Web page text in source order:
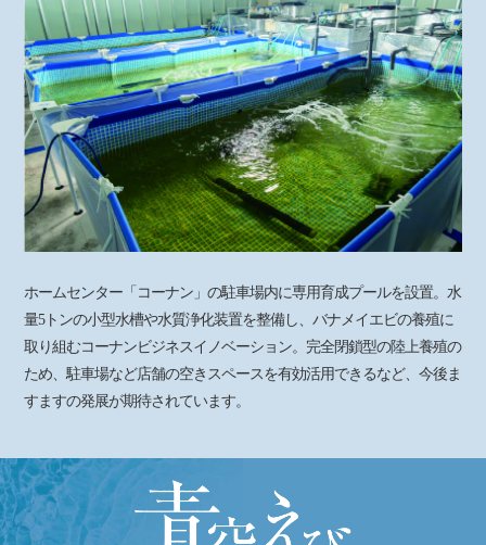
ホームセンター「コーナン」の駐車場内に専用育成プールを設置。水
量5トンの小型水槽や水質浄化装置を整備し、バナメイエビの養殖に
取り組むコーナンビジネスイノベーション。完全閉鎖型の陸上養殖の
ため、駐車場など店舗の空きスペースを有効活用できるなど、今後ま
すますの発展が期待されています。